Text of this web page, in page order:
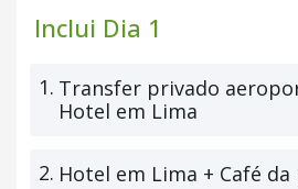
Inclui Dia 1
1. Transfer privado
Hotel em Lima
2. Hotel em Lima + Café da